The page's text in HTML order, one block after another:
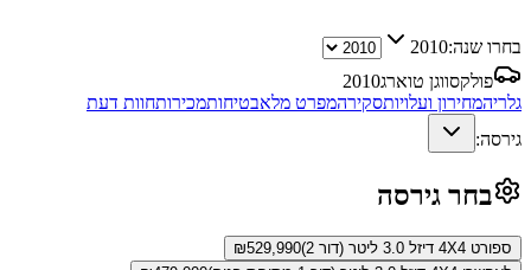
בחרו שנה:2010
פולקסווגן טוארג2010
גלריהמחירון ועלויותסקירהמפרט מלאבטיחותמכירותחוות דעת
גירסה:
בחר גירסה
ספורט 4X4 דיזל 3.0 ליטר (דור 2) ₪529,990